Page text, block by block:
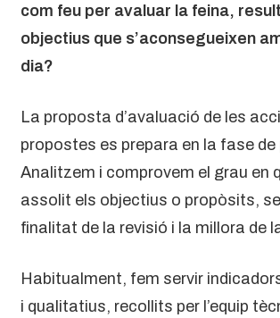
com feu per avaluar la feina,
objectius que s’aconsegueixen
dia?
La proposta d’avaluació de les
propostes es prepara en la fase
Analitzem i comprovem el grau en
assolit els objectius o propòsits,
finalitat de la revisió i la millora de
Habitualment, fem servir
i qualitatius, recollits per l’equip